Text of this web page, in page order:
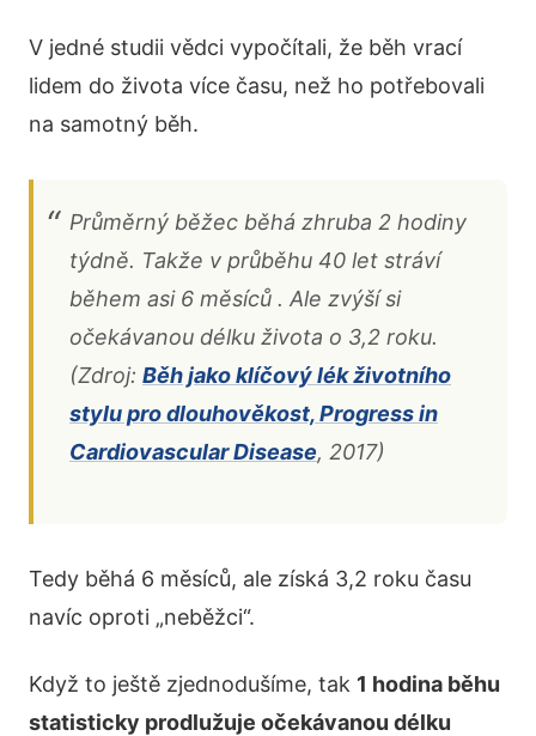
V jedné studii vědci vypočítali, že běh vrací
lidem do života více času, než ho potřebovali
na samotný běh.
Průměrný běžec běhá zhruba 2 hodiny
týdně. Takže v průběhu 40 let stráví
během asi 6 měsíců . Ale zvýší si
očekávanou délku života o 3,2 roku.
(Zdroj: Běh jako klíčový lék životního
stylu pro dlouhověkost, Progress in
Cardiovascular Disease, 2017)
Tedy běhá 6 měsíců, ale získá 3,2 roku času
navíc oproti „neběžci“.
Když to ještě zjednodušíme, tak 1 hodina běhu
statisticky prodlužuje očekávanou délku